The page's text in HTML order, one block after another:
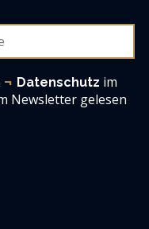
Datenschutz im
Newsletter gelesen